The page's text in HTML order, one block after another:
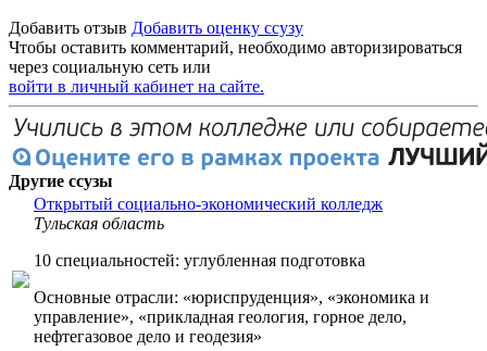
Добавить отзыв Добавить оценку ссузу
Чтобы оставить комментарий, необходимо авторизироваться
через социальную сеть или
войти в личный кабинет на сайте.
Другие ссузы
Открытый социально-экономический колледж
Тульская область
10 специальностей: углубленная подготовка
Основные отрасли: «юриспруденция», «экономика и
управление», «прикладная геология, горное дело,
нефтегазовое дело и геодезия»